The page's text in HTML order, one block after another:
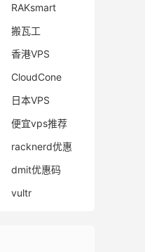
RAKsmart
搬瓦工
香港VPS
CloudCone
日本VPS
便宜vps推荐
racknerd优惠
dmit优惠码
vultr